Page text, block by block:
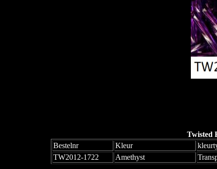
Twisted
Bestelnr
Kleur
TW2012-1722
Amethyst